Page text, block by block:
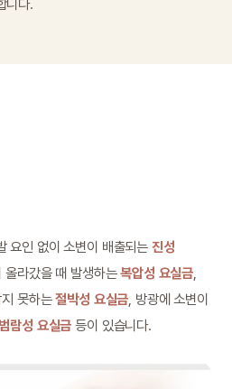
니다.
요인 없이 소변이 배출되는 진성
올라갔을 때 발생하는복압성 요실금,
지 못하는절박성 요실금, 방광에 소변이
범람성 요실금 등이 있습니다.